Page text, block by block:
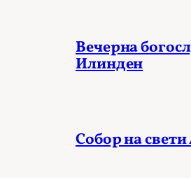
Вечерна
Илинден
Собор на